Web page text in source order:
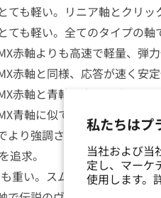
私たちはプ
当社および当
定し、マーケ
使用します。
も軽い。リニア軸とクリッ
も軽い。全てのタイプの軸
赤軸よりも高速で軽量、弾力
赤軸と同様、応答が速く安定
赤軸と青軸の中間。弾むボト
青軸に似ており、カーブが速
より強調されています。より
追求。
重い。スムーズで安定した